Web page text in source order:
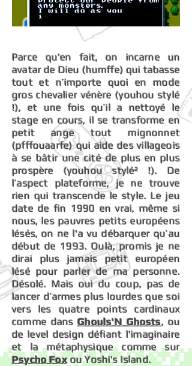
Parce qu'en fait, on incarne un
avatar de Dieu (humffe) qui tabasse
tout et n’importe quoi en mode
gros chevalier vénère (youhou stylé
!), et une fois qu’il a nettoyé le
stage en cours, il se transforme en
petit ange tout mignonnet
(pfffouaarfe) qui aide des villageois
à se bâtir une cité de plus en plus
prospère (youhou stylé² !). De
l’aspect plateforme, je ne trouve
rien qui transcende le style. Le jeu
date de fin 1990 en vrai, même si
nous, les pauvres petits européens
lésés, on ne l'a vu débarquer qu’au
début de 1993. Oulà, promis je ne
dirai plus jamais petit européen
lésé pour parler de ma personne.
Désolé. Mais oui du coup, pas de
lancer d’armes plus lourdes que soi
vers les quatre points cardinaux
comme dansGhouls'N Ghosts, ou
de level design défiant l'imaginaire
et la métaphysique comme sur
Psycho Foxou Yoshi's Island.